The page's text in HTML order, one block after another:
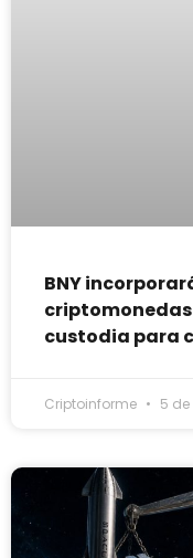
BNY
custodia para
Criptoinforme 5